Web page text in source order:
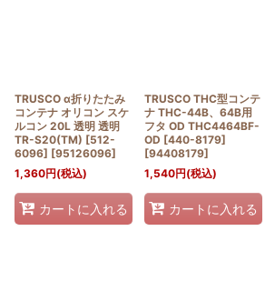
TRUSCO α折りたたみ
コンテナ オリコン スケ
ルコン 20L 透明 透明
TR-S20(TM) [512-
6096] [95126096]
1,360円(税込)
カートに入れる
TRUSCO THC型コンテ
ナ THC-44B、64B用
フタ OD THC4464BF-
OD [440-8179]
[94408179]
1,540円(税込)
カートに入れる